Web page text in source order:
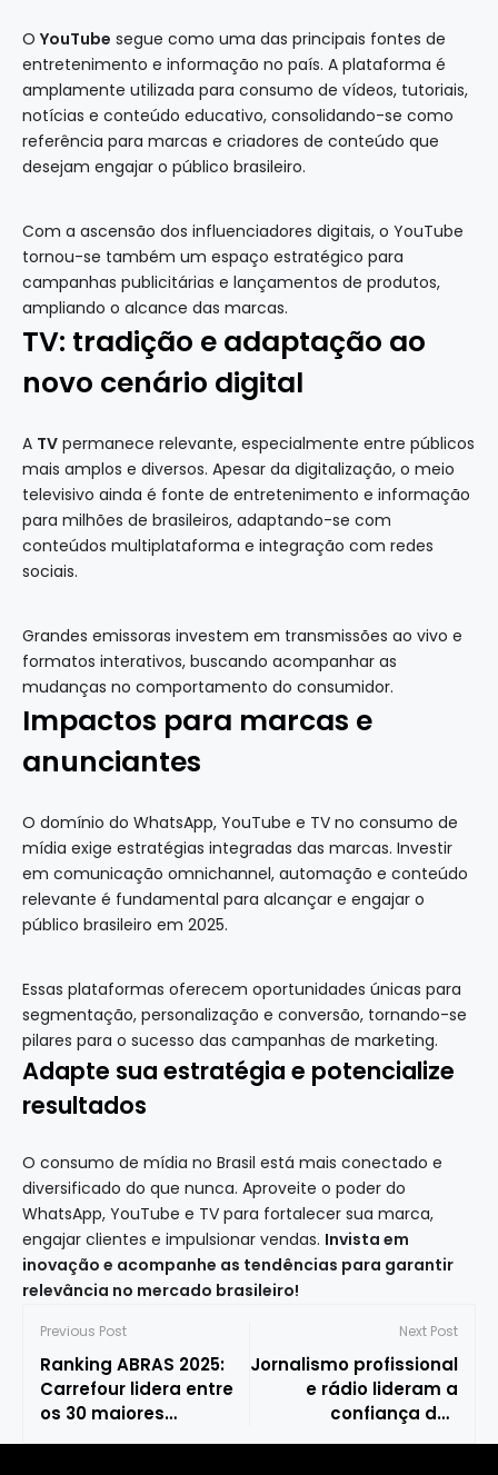
O YouTube segue como uma das principais fontes de
entretenimento e informação no país. A plataforma é
amplamente utilizada para consumo de vídeos, tutoriais,
notícias e conteúdo educativo, consolidando-se como
referência para marcas e criadores de conteúdo que
desejam engajar o público brasileiro.
Com a ascensão dos influenciadores digitais, o YouTube
tornou-se também um espaço estratégico para
campanhas publicitárias e lançamentos de produtos,
ampliando o alcance das marcas.
TV: tradição e adaptação ao
novo cenário digital
A TV permanece relevante, especialmente entre públicos
mais amplos e diversos. Apesar da digitalização, o meio
televisivo ainda é fonte de entretenimento e informação
para milhões de brasileiros, adaptando-se com
conteúdos multiplataforma e integração com redes
sociais.
Grandes emissoras investem em transmissões ao vivo e
formatos interativos, buscando acompanhar as
mudanças no comportamento do consumidor.
Impactos para marcas e
anunciantes
O domínio do WhatsApp, YouTube e TV no consumo de
mídia exige estratégias integradas das marcas. Investir
em comunicação omnichannel, automação e conteúdo
relevante é fundamental para alcançar e engajar o
público brasileiro em 2025.
Essas plataformas oferecem oportunidades únicas para
segmentação, personalização e conversão, tornando-se
pilares para o sucesso das campanhas de marketing.
Adapte sua estratégia e potencialize
resultados
O consumo de mídia no Brasil está mais conectado e
diversificado do que nunca. Aproveite o poder do
WhatsApp, YouTube e TV para fortalecer sua marca,
engajar clientes e impulsionar vendas. Invista em
inovação e acompanhe as tendências para garantir
relevância no mercado brasileiro!
Previous Post
Ranking ABRAS 2025:
Carrefour lidera entre
os 30 maiores
supermercadistas do
Next Post
Jornalismo profissional
e rádio lideram a
confiança dos
brasileiros, revela